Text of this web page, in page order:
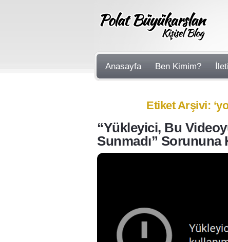
Anasayfa Ben Kimim?
Etiket Arşivi:
“Yükleyici, Bu
Sunmadı” Sorununa